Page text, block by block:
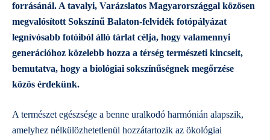
forrásánál. A tavalyi, Varázslatos Magyarországgal közösen
megvalósított Sokszínű Balaton-felvidék fotópályázat
legnívósabb fotóiból álló tárlat célja, hogy valamennyi
generációhoz közelebb hozza a térség természeti kincseit,
bemutatva, hogy a biológiai sokszínűségnek megőrzése
közös érdekünk.
A természet egészsége a benne uralkodó harmónián alapszik,
amelyhez nélkülözhetetlenül hozzátartozik az ökológiai